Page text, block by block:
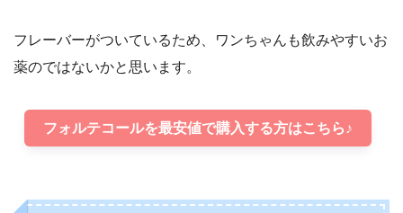
フレーバーがついているため、ワンちゃんも飲みやすいお
薬のではないかと思います。
フォルテコールを最安値で購入する方はこちら♪